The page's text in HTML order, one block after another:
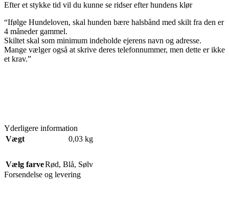
Efter et stykke tid vil du kunne se ridser efter hundens klør
“Ifølge Hundeloven, skal hunden bære halsbånd med skilt fra den er
4 måneder gammel.
Skiltet skal som minimum indeholde ejerens navn og adresse.
Mange vælger også at skrive deres telefonnummer, men dette er ikke
et krav.”
Yderligere information
Vægt
0,03 kg
Vælg farveRød, Blå, Sølv
Forsendelse og levering